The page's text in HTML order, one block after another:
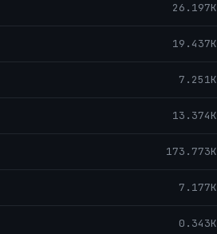
26.197K
19.437K
7.251K
13.374K
173.773K
7.177K
0.343K